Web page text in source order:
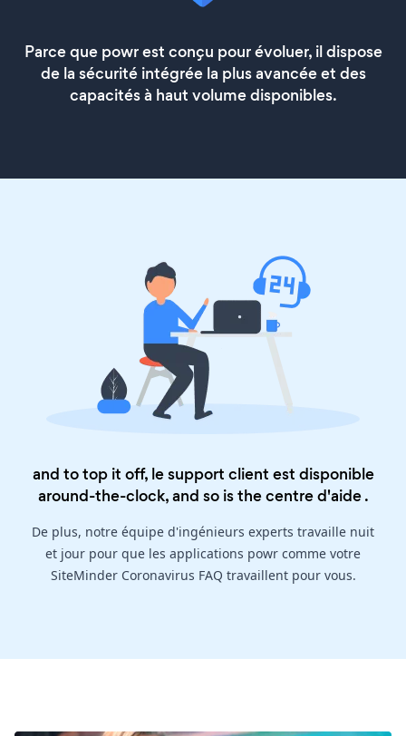
Parce que powr est conçu pour évoluer, il dispose
de la sécurité intégrée la plus avancée et des
capacités à haut volume disponibles.
and to top it off, le support client est disponible
around-the-clock, and so is thecentre d'aide.
De plus, notre équipe d'ingénieurs experts travaille nuit
et jour pour que les applications powr comme votre
SiteMinder Coronavirus FAQ travaillent pour vous.